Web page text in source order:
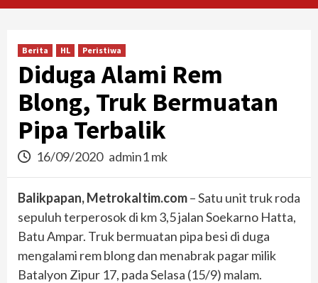
Berita HL Peristiwa
Diduga Alami Rem
Blong, Truk Bermuatan
Pipa Terbalik
16/09/2020 admin1 mk
Balikpapan, Metrokaltim.com– Satu unit truk roda
sepuluh terperosok di km 3,5 jalan Soekarno Hatta,
Batu Ampar. Truk bermuatan pipa besi di duga
mengalami rem blong dan menabrak pagar milik
Batalyon Zipur 17, pada Selasa (15/9) malam.